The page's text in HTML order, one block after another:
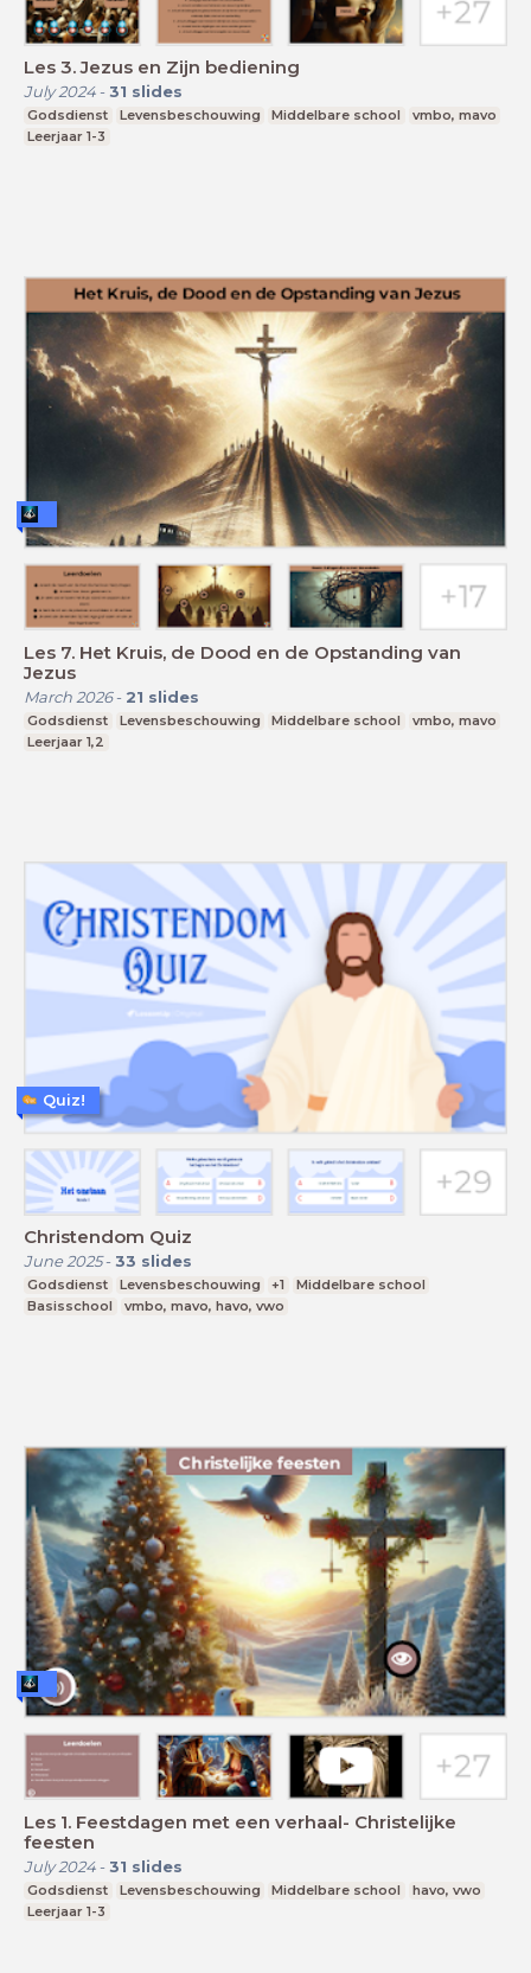
Les 3. Jezus en Zijn bediening
July 2024- 31 slides
Godsdienst Levensbeschouwing Middelbare school
vmbo, mavo
Leerjaar 1-3
Les 7. Het Kruis, de Dood en de Opstanding van
Jezus
March 2026- 21 slides
Godsdienst Levensbeschouwing Middelbare school
vmbo, mavo
Leerjaar 1,2
Christendom Quiz
June 2025- 33 slides
Godsdienst Levensbeschouwing +1
Middelbare school
Basisschool
vmbo, mavo, havo, vwo
Quiz!
Les 1. Feestdagen met een verhaal- Christelijke
feesten
July 2024- 31 slides
Godsdienst Levensbeschouwing Middelbare school
havo, vwo
Leerjaar 1-3